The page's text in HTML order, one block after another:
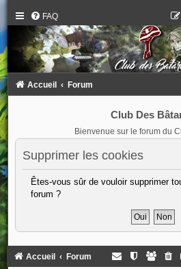
FAQ
Accueil Forum
Club Des
Bienvenue sur le forum du
Supprimer les cookies
Êtes-vous sûr de vouloir supprimer
forum ?
Accueil Forum